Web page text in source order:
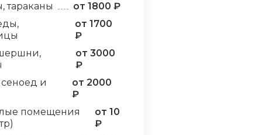
тараканы
от 1800 ₽
от 1700
₽
от 3000
₽
и
от 2000
₽
помещения
от 10
₽